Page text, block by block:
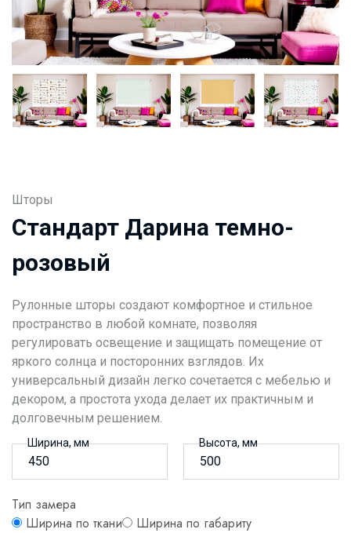
Шторы
Стандарт Дарина темно-
розовый
Рулонные шторы создают комфортное и стильное
пространство в любой комнате, позволяя
регулировать освещение и защищать помещение от
яркого солнца и посторонних взглядов. Их
универсальный дизайн легко сочетается с мебелью и
декором, а простота ухода делает их практичным и
долговечным решением.
Ширина, мм Высота, мм
Тип замера
Ширина по ткани
Ширина по габариту